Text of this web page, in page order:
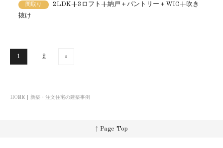
間取り
2LDK+3ロフト+納戸＋パントリー＋WIC+吹き
抜け
1 2 »
HOME 新築・注文住宅の建築事例
↑ Page Top